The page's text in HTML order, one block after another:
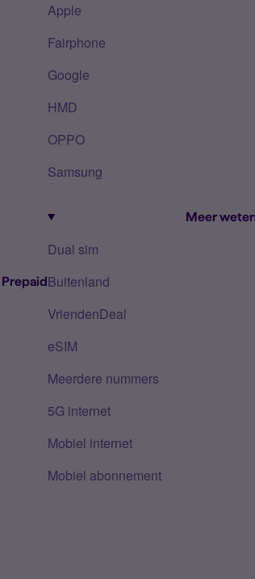
Prepaid
Apple
Fairphone
Google
HMD
OPPO
Samsung
Meer
Dual sim
Buitenland
VriendenDeal
eSIM
Meerdere nummers
5G internet
Mobiel internet
Mobiel abonnement